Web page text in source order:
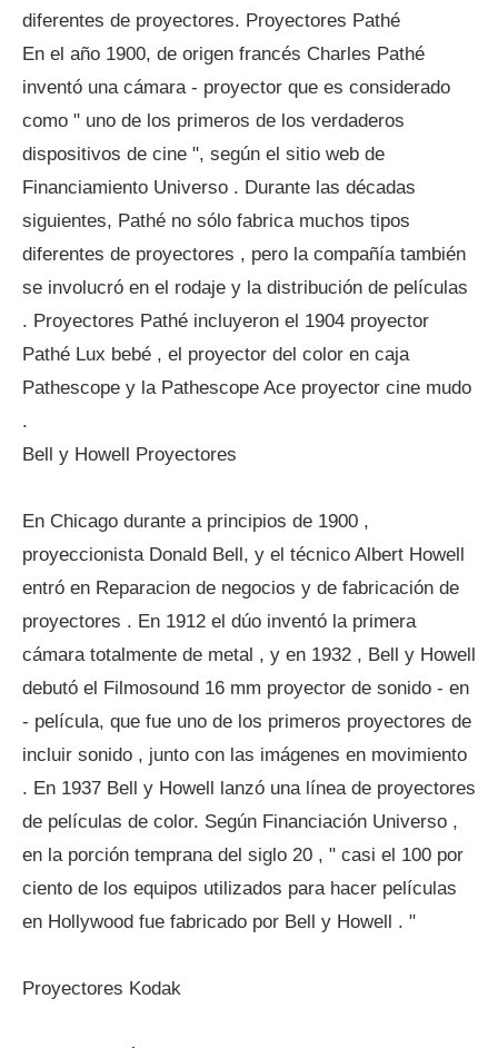
diferentes de proyectores. Proyectores Pathé
En el año 1900, de origen francés Charles Pathé
inventó una cámara - proyector que es considerado
como " uno de los primeros de los verdaderos
dispositivos de cine ", según el sitio web de
Financiamiento Universo . Durante las décadas
siguientes, Pathé no sólo fabrica muchos tipos
diferentes de proyectores , pero la compañía también
se involucró en el rodaje y la distribución de películas
. Proyectores Pathé incluyeron el 1904 proyector
Pathé Lux bebé , el proyector del color en caja
Pathescope y la Pathescope Ace proyector cine mudo
.
Bell y Howell Proyectores
En Chicago durante a principios de 1900 ,
proyeccionista Donald Bell, y el técnico Albert Howell
entró en Reparacion de negocios y de fabricación de
proyectores . En 1912 el dúo inventó la primera
cámara totalmente de metal , y en 1932 , Bell y Howell
debutó el Filmosound 16 mm proyector de sonido - en
- película, que fue uno de los primeros proyectores de
incluir sonido , junto con las imágenes en movimiento
. En 1937 Bell y Howell lanzó una línea de proyectores
de películas de color. Según Financiación Universo ,
en la porción temprana del siglo 20 , " casi el 100 por
ciento de los equipos utilizados para hacer películas
en Hollywood fue fabricado por Bell y Howell . "
Proyectores Kodak